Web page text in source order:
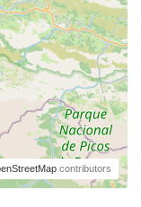
contributors